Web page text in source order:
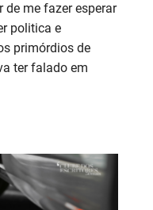
de me fazer esperar
politica e
primórdios de
ter falado em